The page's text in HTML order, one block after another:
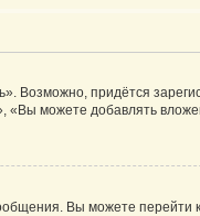
Возможно, придётся
«Вы можете добавлять
Вы можете перейти